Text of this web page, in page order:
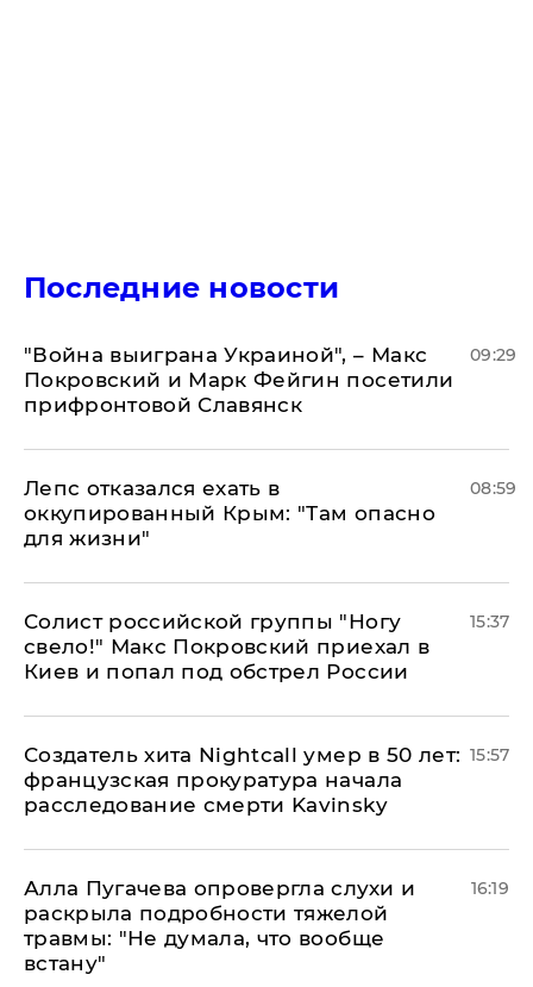
Последние новости
"Война выиграна Украиной", – Макс
Покровский и Марк Фейгин посетили
прифронтовой Славянск
09:29
Лепс отказался ехать в
оккупированный Крым: "Там опасно
для жизни"
08:59
Солист российской группы "Ногу
свело!" Макс Покровский приехал в
Киев и попал под обстрел России
15:37
Создатель хита Nightcall умер в 50 лет:
французская прокуратура начала
расследование смерти Kavinsky
15:57
Алла Пугачева опровергла слухи и
раскрыла подробности тяжелой
травмы: "Не думала, что вообще
встану"
16:19